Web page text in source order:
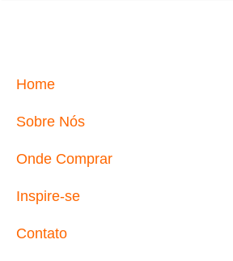
Home
Sobre Nós
Onde Comprar
Inspire-se
Contato